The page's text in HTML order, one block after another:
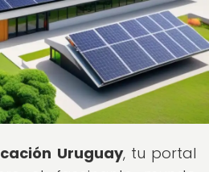
Uruguay, tu portal